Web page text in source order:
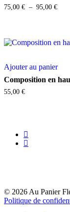
sur
75,00 € – 95,00 €Plage
Ajouter au panier
Composition en
55,00 €
facebook
instagram
© 2026 Au Panier
Politique de